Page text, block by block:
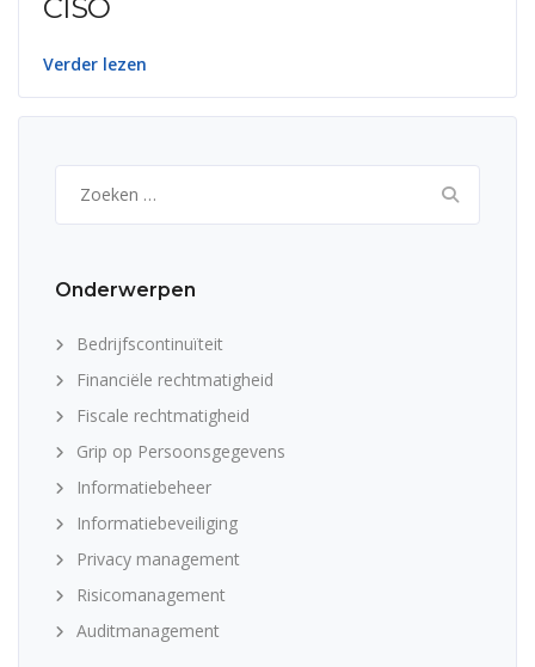
CISO
Verder lezen
naar:
Onderwerpen
Bedrijfscontinuïteit
Financiële rechtmatigheid
Fiscale rechtmatigheid
Grip op Persoonsgegevens
Informatiebeheer
Informatiebeveiliging
Privacy management
Risicomanagement
Auditmanagement